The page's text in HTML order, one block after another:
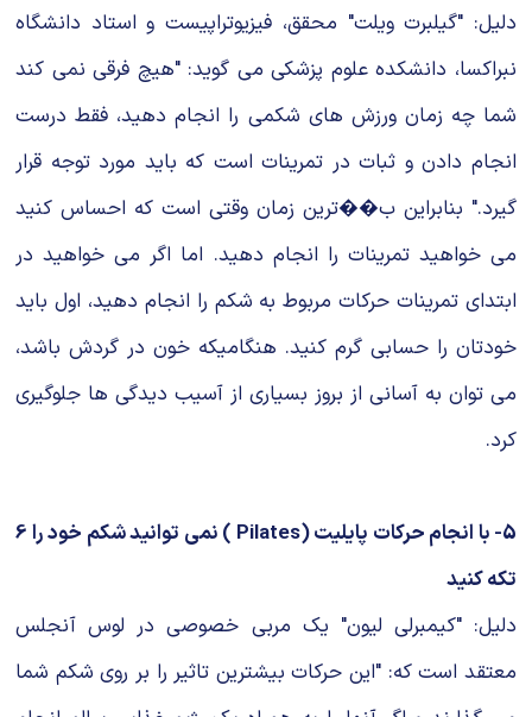
دلیل: "گیلبرت ویلت" محقق، فیزیوتراپیست و استاد دانشگاه
نبراکسا، دانشکده علوم پزشکی می گوید: "هیچ فرقی نمی کند
شما چه زمان ورزش های شکمی را انجام دهید، فقط درست
انجام دادن و ثبات در تمرینات است که باید مورد توجه قرار
گیرد." بنابراین ب��ترین زمان وقتی است که احساس کنید
می خواهید تمرینات را انجام دهید. اما اگر می خواهید در
ابتدای تمرینات حرکات مربوط به شکم را انجام دهید، اول باید
خودتان را حسابی گرم کنید. هنگامیکه خون در گردش باشد،
می توان به آسانی از بروز بسیاری از آسیب دیدگی ها جلوگیری
کرد.
5- با انجام حرکات پایلیت (Pilates ) نمی توانید شکم خود را 6
تکه کنید
دلیل: "کیمبرلی لیون" یک مربی خصوصی در لوس آنجلس
معتقد است که: "این حرکات بیشترین تاثیر را بر روی شکم شما